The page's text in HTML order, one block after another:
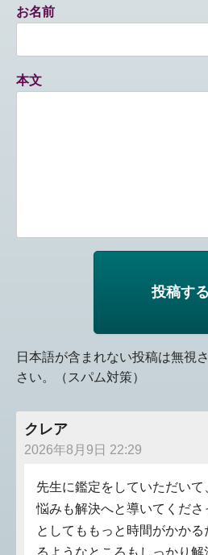
お名前
本文
日本語が含まれない投稿は無視
さい。（スパム対策）
クレア
2026年8月9日 22:29
先生に鑑定をしていただい
悩みも解決へと導いてくだ
としてももっと時間がかか
るようなところもしっかり